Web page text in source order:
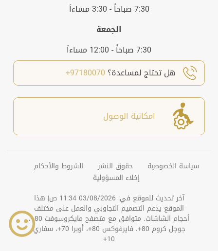
7:30 صباحاً - 3:30 مساءاَ
الجمعة
7:30 صباحاً - 12:00 مساءاَ
هل تحتاج لمساعدة؟ 97180070+
امكانية الوصول
سياسة الخصوصية حقوق النشر
الشروط والأحكام
إخلاء المسؤولية
آخر تحديث للموقع في: 03/08/2026 11:34 ص | هذا
الموقع يدعم التصميم التجاوبي والعمل على مختلف
أحجام الشاشات. متوافق مع متصفح مايكروسوفت 80+،
جوجل كروم 80+، فايرفوكس 80+، أوبرا 70+، سفاري
10+